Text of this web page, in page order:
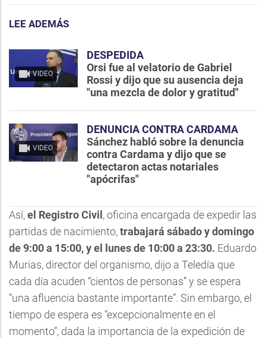
LEE ADEMÁS
VIDEO
DESPEDIDA
Orsi fue al velatorio de Gabriel
Rossi y dijo que su ausencia deja
"una mezcla de dolor y gratitud"
VIDEO
DENUNCIA CONTRA CARDAMA
Sánchez habló sobre la denuncia
contra Cardama y dijo que se
detectaron actas notariales
"apócrifas"
Así,el Registro Civil , oficina encargada de expedir las
partidas de nacimiento,trabajará sábado y domingo
de 9:00 a 15:00, y el lunes de 10:00 a 23:30. Eduardo
Murias, director del organismo, dijo a Teledía que
cada día acuden “cientos de personas” y se espera
“una afluencia bastante importante”. Sin embargo, el
tiempo de espera es “excepcionalmente en el
momento”, dada la importancia de la expedición de